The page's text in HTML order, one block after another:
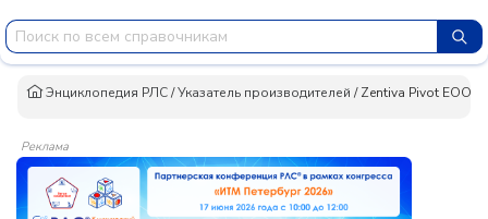
Энциклопедия РЛС/Указатель производителей /Zentiva Pivot EOOD
Реклама